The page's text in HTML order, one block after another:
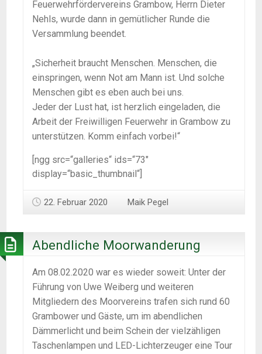
Feuerwehrfördervereins Grambow, Herrn Dieter
Nehls, wurde dann in gemütlicher Runde die
Versammlung beendet.
„Sicherheit braucht Menschen. Menschen, die
einspringen, wenn Not am Mann ist. Und solche
Menschen gibt es eben auch bei uns.
Jeder der Lust hat, ist herzlich eingeladen, die
Arbeit der Freiwilligen Feuerwehr in Grambow zu
unterstützen. Komm einfach vorbei!“
[ngg src=“galleries“ ids=“73″
display=“basic_thumbnail“]
22. Februar 2020 Maik Pegel
Abendliche Moorwanderung
Am 08.02.2020 war es wieder soweit: Unter der
Führung von Uwe Weiberg und weiteren
Mitgliedern des Moorvereins trafen sich rund 60
Grambower und Gäste, um im abendlichen
Dämmerlicht und beim Schein der vielzähligen
Taschenlampen und LED-Lichterzeuger eine Tour